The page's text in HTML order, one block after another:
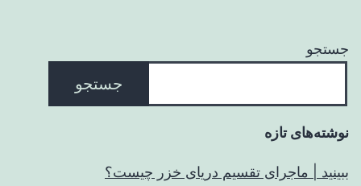
جستجو
جستجو
نوشته‌های تازه
ببینید | ماجرای تقسیم دریای خزر چیست؟